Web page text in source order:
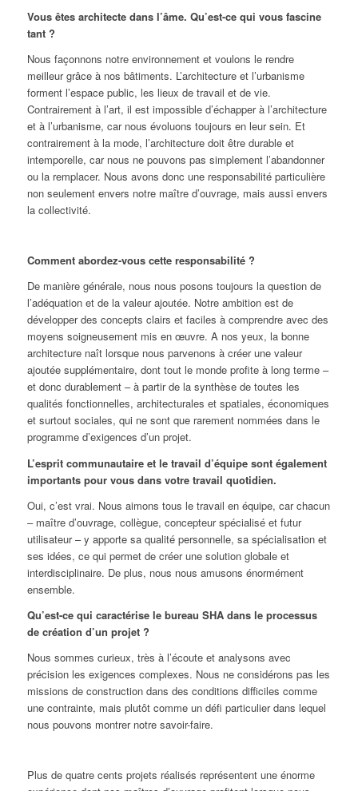
Vous êtes architecte dans l’âme. Qu’est-ce qui vous fascine
tant ?
Nous façonnons notre environnement et voulons le rendre
meilleur grâce à nos bâtiments. L’architecture et l’urbanisme
forment l’espace public, les lieux de travail et de vie.
Contrairement à l’art, il est impossible d’échapper à l’architecture
et à l’urbanisme, car nous évoluons toujours en leur sein. Et
contrairement à la mode, l’architecture doit être durable et
intemporelle, car nous ne pouvons pas simplement l’abandonner
ou la remplacer. Nous avons donc une responsabilité particulière
non seulement envers notre maître d’ouvrage, mais aussi envers
la collectivité.
Comment abordez-vous cette responsabilité ?
De manière générale, nous nous posons toujours la question de
l’adéquation et de la valeur ajoutée. Notre ambition est de
développer des concepts clairs et faciles à comprendre avec des
moyens soigneusement mis en œuvre. A nos yeux, la bonne
architecture naît lorsque nous parvenons à créer une valeur
ajoutée supplémentaire, dont tout le monde profite à long terme –
et donc durablement – à partir de la synthèse de toutes les
qualités fonctionnelles, architecturales et spatiales, économiques
et surtout sociales, qui ne sont que rarement nommées dans le
programme d’exigences d’un projet.
L’esprit communautaire et le travail d’équipe sont également
importants pour vous dans votre travail quotidien.
Oui, c’est vrai. Nous aimons tous le travail en équipe, car chacun
– maître d’ouvrage, collègue, concepteur spécialisé et futur
utilisateur – y apporte sa qualité personnelle, sa spécialisation et
ses idées, ce qui permet de créer une solution globale et
interdisciplinaire. De plus, nous nous amusons énormément
ensemble.
Qu’est-ce qui caractérise le bureau SHA dans le processus
de création d’un projet ?
Nous sommes curieux, très à l’écoute et analysons avec
précision les exigences complexes. Nous ne considérons pas les
missions de construction dans des conditions difficiles comme
une contrainte, mais plutôt comme un défi particulier dans lequel
nous pouvons montrer notre savoir-faire.
Plus de quatre cents projets réalisés représentent une énorme